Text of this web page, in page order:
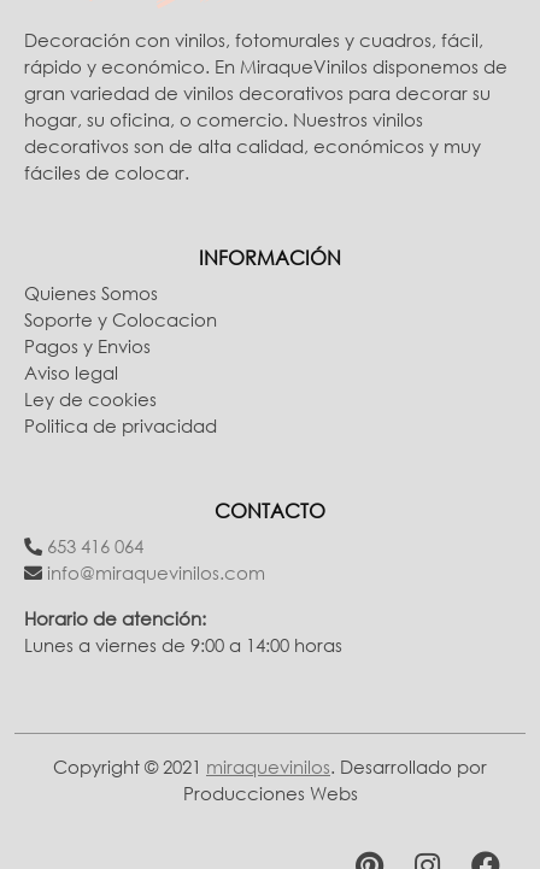
Decoración con vinilos, fotomurales y cuadros, fácil,
rápido y económico. En MiraqueVinilos disponemos de
gran variedad de vinilos decorativos para decorar su
hogar, su oficina, o comercio. Nuestros vinilos
decorativos son de alta calidad, económicos y muy
fáciles de colocar.
INFORMACIÓN
Quienes Somos
Soporte y Colocacion
Pagos y Envios
Aviso legal
Ley de cookies
Politica de privacidad
CONTACTO
653 416 064
info@miraquevinilos.com
Horario de atención:
Lunes a viernes de 9:00 a 14:00 horas
Copyright © 2021 miraquevinilos . Desarrollado por
Producciones Webs